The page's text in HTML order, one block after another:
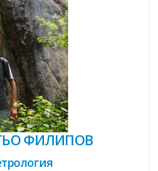
ФИЛИПОВ